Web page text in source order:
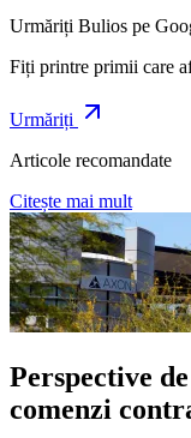
Urmăriți Bulios pe
Fiți printre primii care
Urmăriți
Articole recomandate
Citește mai mult
Perspective
comenzi